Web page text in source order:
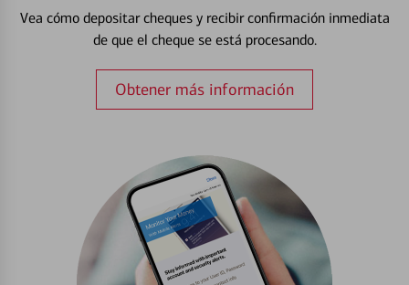
Vea cómo depositar cheques y recibir confirmación inmediata
de que el cheque se está procesando.
Obtener más información